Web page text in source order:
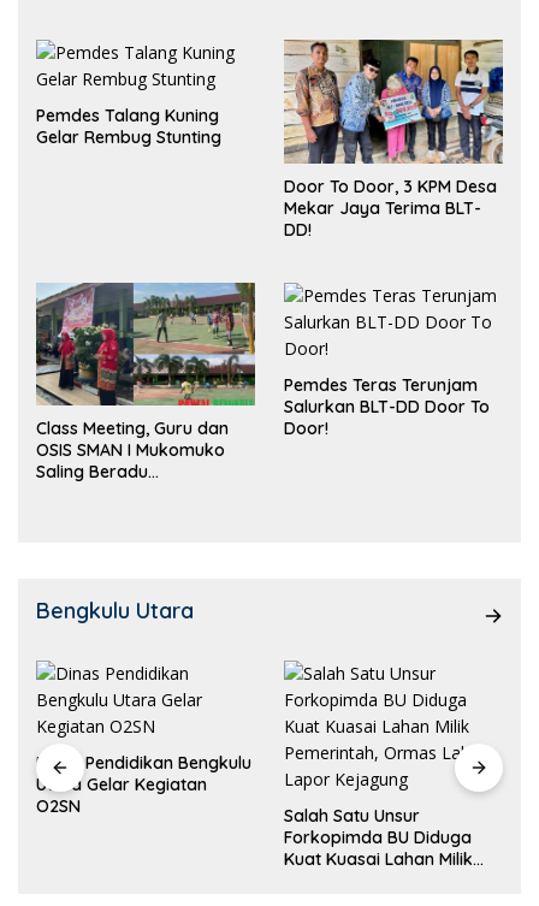
Pasar
Pemdes Talang Kuning
Gelar Rembug Stunting
Door To Door, 3 KPM Desa
Mekar Jaya Terima BLT-
DD!
Class Meeting, Guru dan
OSIS SMAN I Mukomuko
Saling Beradu
Pemdes Teras Terunjam
Salurkan BLT-DD Door To
Door!
Bengkulu Utara
Dinas Pendidikan Bengkulu
Utara Gelar Kegiatan
O2SN
Salah Satu Unsur
Forkopimda BU Diduga
Kuat Kuasai Lahan Milik